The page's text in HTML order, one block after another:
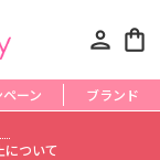
person shopping_bag
ーン
ブランド
について